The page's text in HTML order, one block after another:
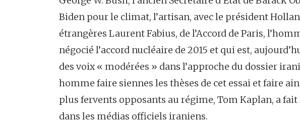
Biden pour le climat, l’artisan, avec le président
étrangères Laurent Fabius, de l’Accord de Paris,
négocié l’accord nucléaire de 2015 et qui est,
des voix « modérées » dans l’approche du dossier
homme faire siennes les thèses de cet essai et faire
plus fervents opposants au régime, Tom Kaplan, a fait
dans les médias officiels iraniens.